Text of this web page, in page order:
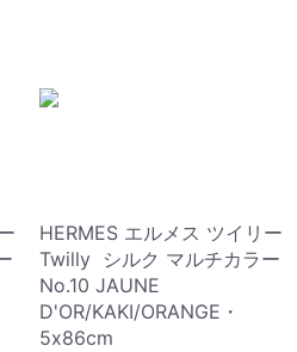
HERMES エルメス ツイリー
Twilly シルク マルチカラー
No.10 JAUNE
D'OR/KAKI/ORANGE・
5x86cm